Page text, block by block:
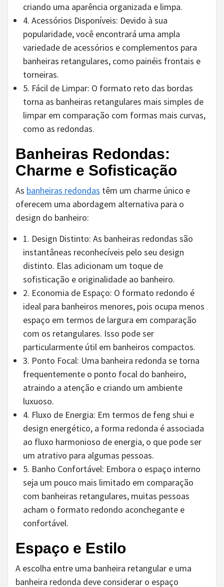
criando uma aparência organizada e limpa.
4. Acessórios Disponíveis: Devido à sua
popularidade, você encontrará uma ampla
variedade de acessórios e complementos para
banheiras retangulares, como painéis frontais e
torneiras.
5. Fácil de Limpar: O formato reto das bordas
torna as banheiras retangulares mais simples de
limpar em comparação com formas mais curvas,
como as redondas.
Banheiras Redondas:
Charme e Sofisticação
As banheiras redondas têm um charme único e
oferecem uma abordagem alternativa para o
design do banheiro:
1. Design Distinto: As banheiras redondas são
instantâneas reconhecíveis pelo seu design
distinto. Elas adicionam um toque de
sofisticação e originalidade ao banheiro.
2. Economia de Espaço: O formato redondo é
ideal para banheiros menores, pois ocupa menos
espaço em termos de largura em comparação
com os retangulares. Isso pode ser
particularmente útil em banheiros compactos.
3. Ponto Focal: Uma banheira redonda se torna
frequentemente o ponto focal do banheiro,
atraindo a atenção e criando um ambiente
luxuoso.
4. Fluxo de Energia: Em termos de feng shui e
design energético, a forma redonda é associada
ao fluxo harmonioso de energia, o que pode ser
um atrativo para algumas pessoas.
5. Banho Confortável: Embora o espaço interno
seja um pouco mais limitado em comparação
com banheiras retangulares, muitas pessoas
acham o formato redondo aconchegante e
confortável.
Espaço e Estilo
A escolha entre uma banheira retangular e uma
banheira redonda deve considerar o espaço